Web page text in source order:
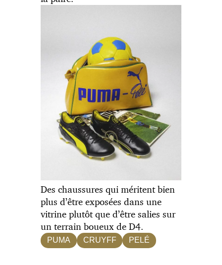
Des chaussures qui méritent bien
plus d’être exposées dans une
vitrine plutôt que d’être salies sur
un terrain boueux de D4.
PUMA CRUYFF PELÉ